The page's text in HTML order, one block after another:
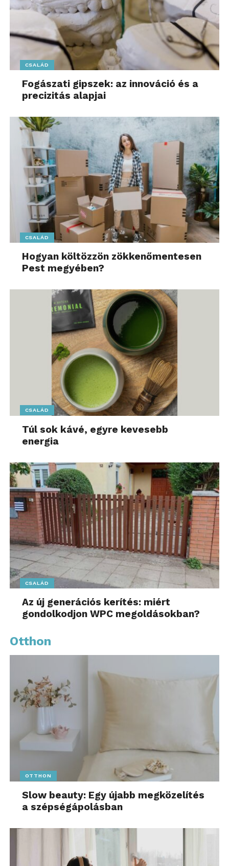
CSALÁD
Fogászati gipszek: az innováció és a
precizitás alapjai
CSALÁD
Hogyan költözzön zökkenőmentesen
Pest megyében?
CSALÁD
Túl sok kávé, egyre kevesebb
energia
CSALÁD
Az új generációs kerítés: miért
gondolkodjon WPC megoldásokban?
Otthon
OTTHON
Slow beauty: Egy újabb megközelítés
a szépségápolásban